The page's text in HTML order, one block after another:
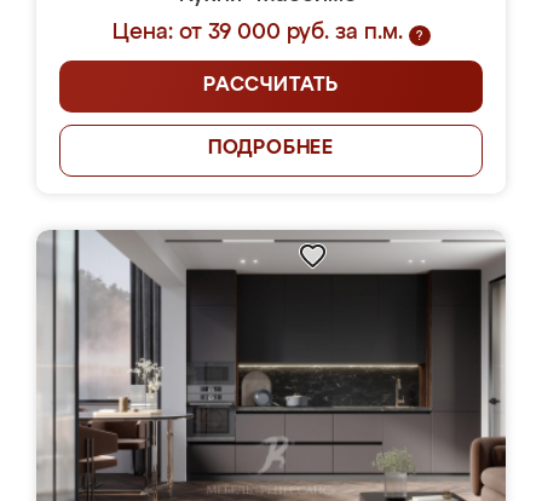
Цена: от 39 000 руб. за п.м.
?
РАССЧИТАТЬ
ПОДРОБНЕЕ